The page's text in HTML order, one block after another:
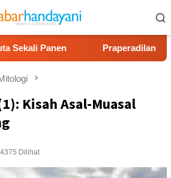
Praperadilan Raudi Akmal
Kisah Asal-Muasal
Dilihat